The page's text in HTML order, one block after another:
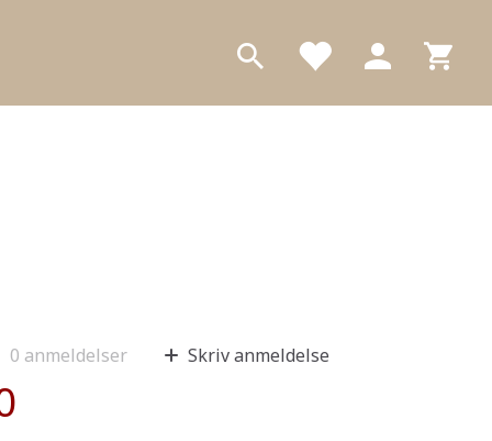
0 anmeldelser Skriv anmeldelse